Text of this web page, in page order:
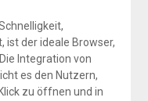
ist der ideale Browser,
Integration von
es den Nutzern,
zu öffnen und in